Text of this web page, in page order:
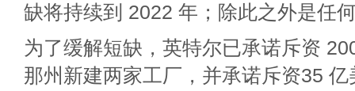
缺将持续到 2022 年；除此之外是任
为了缓解短缺，英特尔已承诺斥资
那州新建两家工厂，并承诺斥资35